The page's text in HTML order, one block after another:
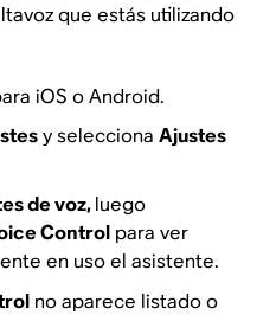
que estás utilizando
iOS o Android.
y selecciona Ajustes
de voz,luego
Control para ver
en uso el asistente.
no aparece listado o